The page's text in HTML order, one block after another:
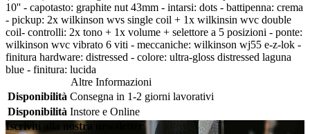
10'' - capotasto: graphite nut 43mm - intarsi: dots - battipenna: crema
- pickup: 2x wilkinson wvs single coil + 1x wilkinsin wvc double
coil- controlli: 2x tono + 1x volume + selettore a 5 posizioni - ponte:
wilkinson wvc vibrato 6 viti - meccaniche: wilkinson wj55 e-z-lok -
finitura hardware: distressed - colore: ultra-gloss distressed laguna
blue - finitura: lucida
Altre Informazioni
Disponibilità Consegna in 1-2 giorni lavorativi
Disponibilità Instore e Online
Iscriviti alla nostra newsletter